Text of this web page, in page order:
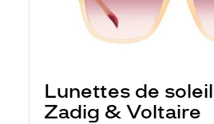
Lunettes de soleil
Zadig & Voltaire